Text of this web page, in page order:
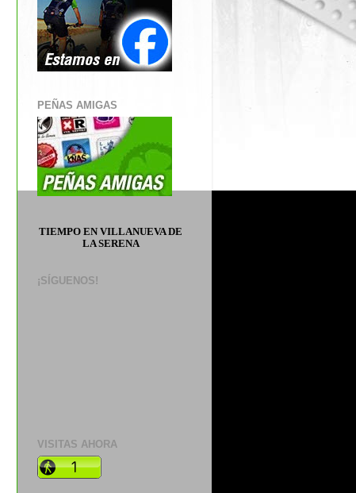
PEÑAS AMIGAS
TIEMPO EN VILLANUEVA DE
LA SERENA
¡SÍGUENOS!
VISITAS AHORA